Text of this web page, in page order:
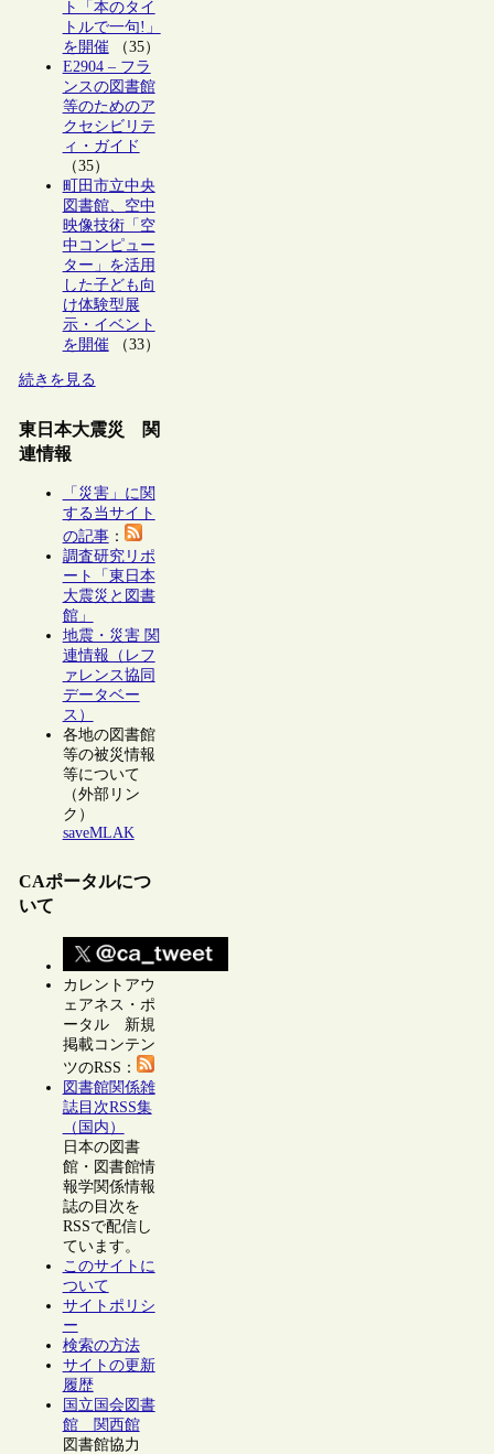
ト「本のタイ
トルで一句!」
を開催（35）
E2904 – フラ
ンスの図書館
等のためのア
クセシビリテ
ィ・ガイド
（35）
町田市立中央
図書館、空中
映像技術「空
中コンピュー
ター」を活用
した子ども向
け体験型展
示・イベント
を開催（33）
続きを見る
東日本大震災 関
連情報
「災害」に関
する当サイト
の記事：
調査研究リポ
ート「東日本
大震災と図書
館」
地震・災害 関
連情報（レフ
ァレンス協同
データベー
ス）
各地の図書館
等の被災情報
等について
（外部リン
ク）
saveMLAK
CAポータルにつ
いて
カレントアウ
ェアネス・ポ
ータル 新規
掲載コンテン
ツのRSS：
図書館関係雑
誌目次RSS集
（国内）
日本の図書
館・図書館情
報学関係情報
誌の目次を
RSSで配信し
ています。
このサイトに
ついて
サイトポリシ
ー
検索の方法
サイトの更新
履歴
国立国会図書
館 関西館
図書館協力